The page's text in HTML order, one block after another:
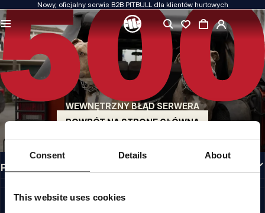
Consent Details About
This website uses cookies
Nowy, oficjalny serwis B2B PITBULL dla klientów hurtowych
WEWNĘTRZNY BŁĄD SERWERA
POWRÓT NA STRONĘ GŁÓWNĄ
JAKOŚĆ TO DLA NAS PRIORYTET
Naszą odzież produkujemy z pasją. Nie idziemy na kompromis w kwestiach
wytrzymałości, długowieczności materiałów i dbałości o detal.
US ORIGIN
Nasze korzenie sięgają San Diego z początku lat 90-tych XX wieku. Nasz styl jest
surowy, autentyczny i bezkompromisowy.
MARKA Z CHARAKTEREM
Nasze kolekcje wybierają sportowcy, fighterzy i uparci indywidualiści.
INFORMACJE
PRZYDATNE LINKI
©1997 - 2026 PITBULL SP. Z O.O. ALL RIGHTS RESERVED.
SITE CREDITS